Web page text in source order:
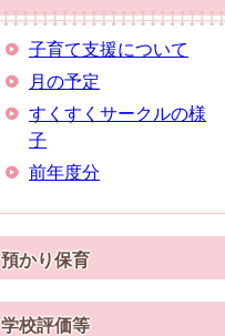
子育て支援について
月の予定
すくすくサークルの様
子
前年度分
預かり保育
学校評価等